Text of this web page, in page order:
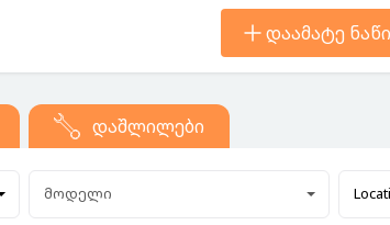
დაამატე
დაშლილები
მოდელი